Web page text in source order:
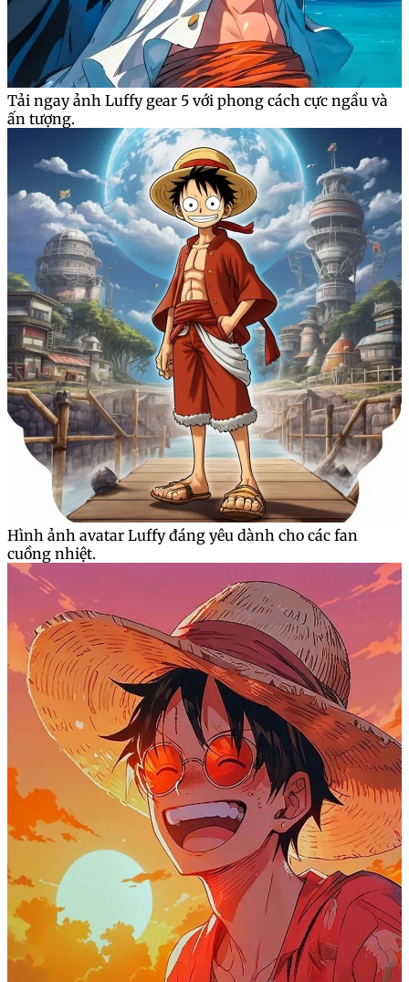
Tải ngay ảnh Luffy gear 5 với phong cách cực ngầu và
ấn tượng.
Hình ảnh avatar Luffy đáng yêu dành cho các fan
cuồng nhiệt.